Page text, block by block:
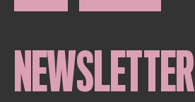
NEWSLETTER